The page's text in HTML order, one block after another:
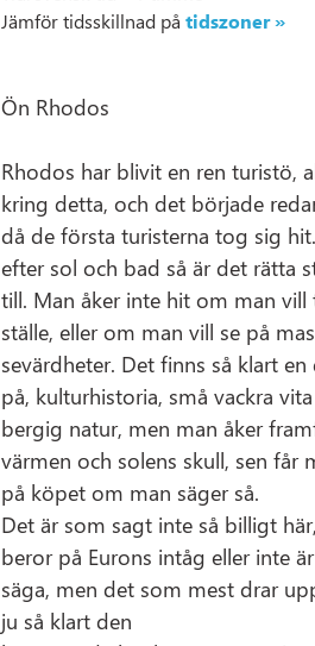
Jämför tidsskillnad på tidszoner »
Ön Rhodos
Rhodos har blivit en ren turistö,
kring detta, och det började
då de första turisterna tog sig
efter sol och bad så är det rätta
till. Man åker inte hit om man
ställe, eller om man vill se på
sevärdheter. Det finns så klart
på, kulturhistoria, små vackra
bergig natur, men man åker
värmen och solens skull, sen får
på köpet om man säger så.
Det är som sagt inte så billigt
beror på Eurons intåg eller inte
säga, men det som mest drar
ju så klart den